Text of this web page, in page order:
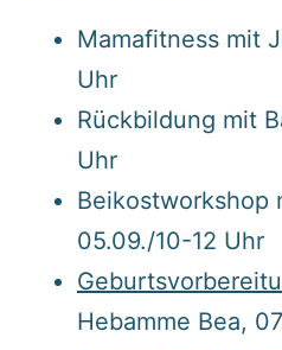
Mamafitness mit
Uhr
Rückbildung mit
Uhr
Beikostworkshop
05.09./10-12 Uhr
Hebamme Bea,